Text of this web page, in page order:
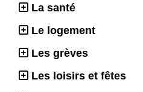
La santé
Le logement
Les grèves
Les loisirs et fêtes